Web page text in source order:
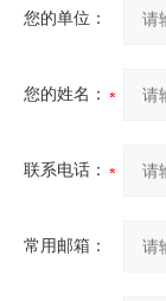
您的单位：
您的姓名：
联系电话：
常用邮箱：